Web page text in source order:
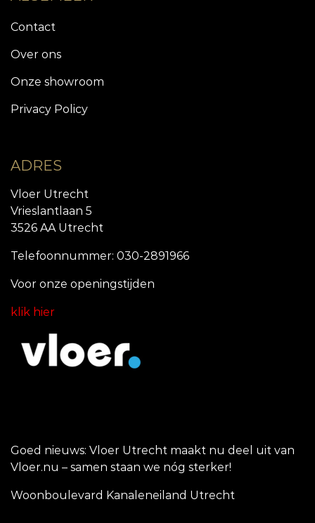
Contact
Over ons
Onze showroom
Privacy Policy
ADRES
Vloer Utrecht
Vrieslantlaan 5
3526 AA Utrecht
Telefoonnummer: 030-2891966
Voor onze openingstijden
klik hier
Goed nieuws: Vloer Utrecht maakt nu deel uit van
Vloer.nu – samen staan we nóg sterker!
Woonboulevard Kanaleneiland Utrecht